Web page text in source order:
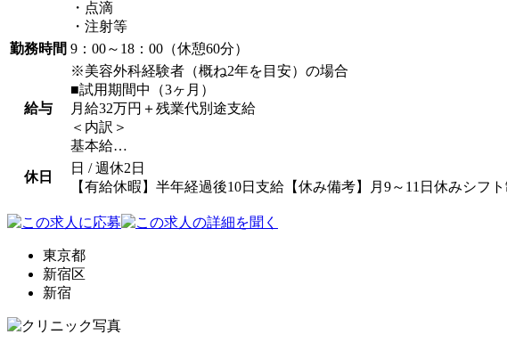
・点滴
・注射等
勤務時間 9：00～18：00（休憩60分）
給与
※美容外科経験者（概ね2年を目安）の場合
■試用期間中（3ヶ月）
月給32万円＋残業代別途支給
＜内訳＞
基本給…
休日
日 / 週休2日
【有給休暇】半年経過後10日支給【休み備考】月9～11日休みシフ
東京都
新宿区
新宿